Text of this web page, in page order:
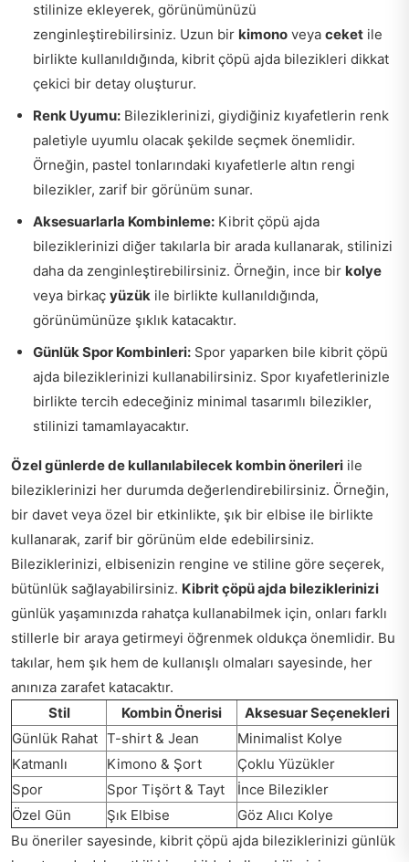
stilinize ekleyerek, görünümünüzü
zenginleştirebilirsiniz. Uzun bir kimono veya ceket ile
birlikte kullanıldığında, kibrit çöpü ajda bilezikleri dikkat
çekici bir detay oluşturur.
Renk Uyumu: Bileziklerinizi, giydiğiniz kıyafetlerin renk
paletiyle uyumlu olacak şekilde seçmek önemlidir.
Örneğin, pastel tonlarındaki kıyafetlerle altın rengi
bilezikler, zarif bir görünüm sunar.
Aksesuarlarla Kombinleme: Kibrit çöpü ajda
bileziklerinizi diğer takılarla bir arada kullanarak, stilinizi
daha da zenginleştirebilirsiniz. Örneğin, ince bir kolye
veya birkaç yüzük ile birlikte kullanıldığında,
görünümünüze şıklık katacaktır.
Günlük Spor Kombinleri: Spor yaparken bile kibrit çöpü
ajda bileziklerinizi kullanabilirsiniz. Spor kıyafetlerinizle
birlikte tercih edeceğiniz minimal tasarımlı bilezikler,
stilinizi tamamlayacaktır.
Özel günlerde de kullanılabilecek kombin önerileri ile
bileziklerinizi her durumda değerlendirebilirsiniz. Örneğin,
bir davet veya özel bir etkinlikte, şık bir elbise ile birlikte
kullanarak, zarif bir görünüm elde edebilirsiniz.
Bileziklerinizi, elbisenizin rengine ve stiline göre seçerek,
bütünlük sağlayabilirsiniz. Kibrit çöpü ajda bileziklerinizi
günlük yaşamınızda rahatça kullanabilmek için, onları farklı
stillerle bir araya getirmeyi öğrenmek oldukça önemlidir. Bu
takılar, hem şık hem de kullanışlı olmaları sayesinde, her
anınıza zarafet katacaktır.
Stil
Kombin Önerisi
Aksesuar Seçenekleri
Günlük Rahat T-shirt & Jean
Minimalist Kolye
Katmanlı
Kimono & Şort
Çoklu Yüzükler
Spor
Spor Tişört & Tayt
İnce Bilezikler
Özel Gün
Şık Elbise
Göz Alıcı Kolye
Bu öneriler sayesinde, kibrit çöpü ajda bileziklerinizi günlük